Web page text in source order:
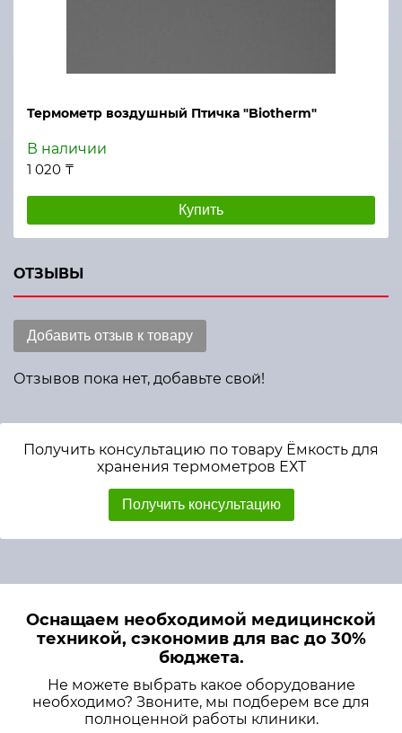
Термометр воздушный Птичка "Biotherm"
В наличии
1 020 ₸
Купить
ОТЗЫВЫ
Добавить отзыв к товару
Отзывов пока нет, добавьте свой!
Получить консультацию по товару Ёмкость для
хранения термометров ЕХТ
Получить консультацию
Оснащаем необходимой медицинской
техникой, сэкономив для вас до 30%
бюджета.
Не можете выбрать какое оборудование
необходимо? Звоните, мы подберем все для
полноценной работы клиники.